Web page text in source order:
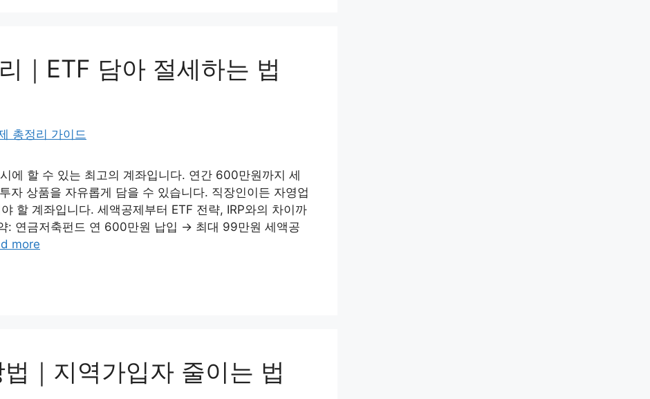
｜ETF 담아 절세하는 법
에 할 수 있는 최고의 계좌입니다. 연간 600만원까지 세
자 상품을 자유롭게 담을 수 있습니다. 직장인이든 자영업
할 계좌입니다. 세액공제부터 ETF 전략, IRP와의 차이까
: 연금저축펀드 연 600만원 납입 → 최대 99만원 세액공
more
｜지역가입자 줄이는 법